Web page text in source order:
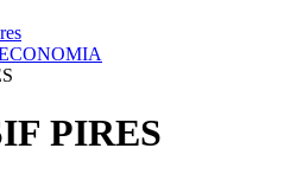
PIRES